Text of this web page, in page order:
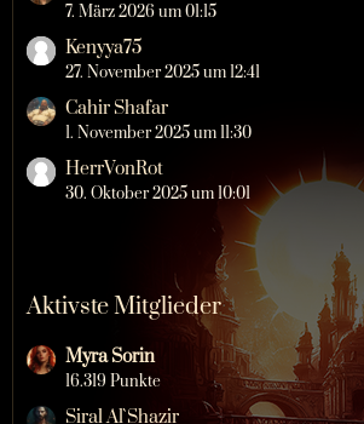
7. März 2026 um 01:15
Kenyya75
27. November 2025 um 12:41
Cahir Shafar
1. November 2025 um 11:30
HerrVonRot
30. Oktober 2025 um 10:01
Aktivste Mitglieder
Myra Sorin
16.319 Punkte
Siral Al`Shazir